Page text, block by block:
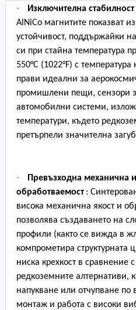
· Изключителна
AlNiCo магнитите показват
устойчивост, поддържайки
си при стайна температура
550°C (1022°F) с
прави идеални за
промишлени пещи, сензори
автомобилни системи,
температури, където
претърпели значителна
·
Превъзходна механична
обработваемост :
висока механична якост и
позволява създаването на
профили (както се вижда в
компрометира структурната
ниска крехкост в сравнение
редкоземните алтернативи,
напукване или отчупване по
монтаж и работа с високи